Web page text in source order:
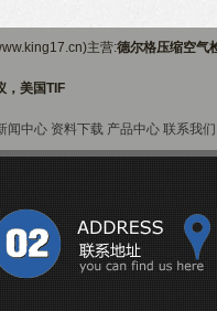
主营:德尔格压缩空气
，美国TIF
闻中心 资料下载 产品中心 联系我们